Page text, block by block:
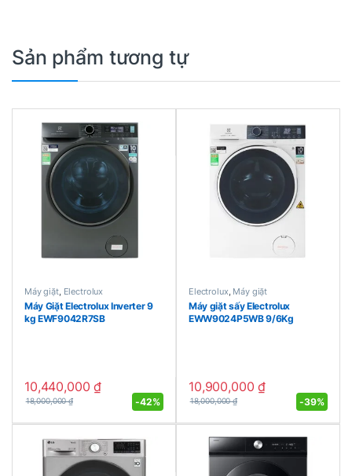
Sản phẩm tương tự
Máy giặt, Electrolux
Máy Giặt Electrolux Inverter 9
kg EWF9042R7SB
10,440,000₫
18,000,000₫ -42%
Electrolux Máy giặt
Máy giặt sấy Electrolux
EWW9024P5WB 9/6Kg
10,900,000₫
18,000,000₫ -39%